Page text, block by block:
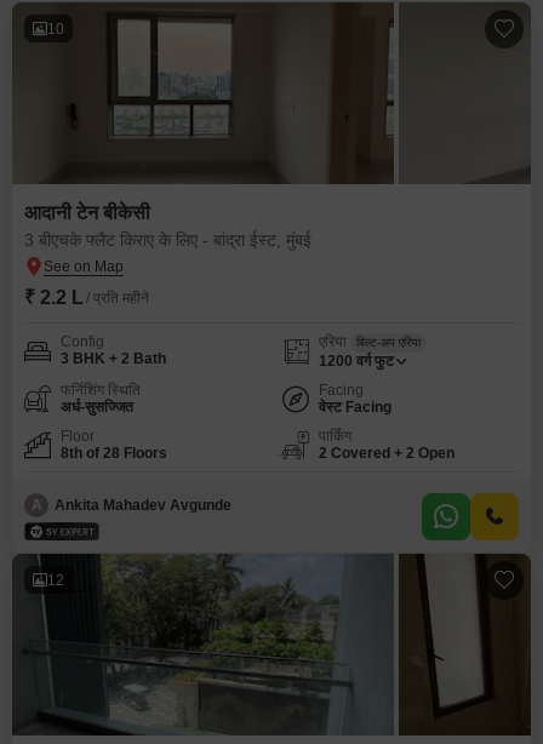
10
आदानी टेन बीकेसी
3 बीएचके फ्लैट किराए के लिए - बांद्रा ईस्ट, मुंबई
₹ 2.2 L / प्रति महीने
Config
3 BHK + 2 Bath
एरिया बिल्ट-अप एरिया
1200 वर्ग फुट
फर्निशिंग स्थिति
अर्ध-सुसज्जित
Facing
वेस्ट Facing
Floor
8th of 28 Floors
पार्किंग
2 Covered + 2 Open
A Ankita Mahadev Avgunde
12